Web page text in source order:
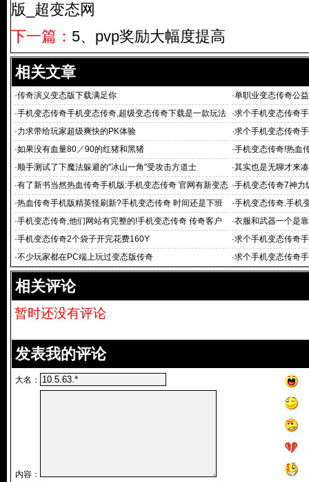
版_超变态网
下一篇： 5、pvp奖励大幅度提高
相关文章
·传奇演义变态版下载满足你 ·单职业变态传奇公
·手机变态传奇手机变态传奇,超级变态传奇下载是一款玩法
自由的动作类rpg
·求个手机变态传奇
·力求带给玩家超级爽快的PK体验 ·求个手机变态传奇
·如果没有血量80／90的红猪和黑猪 ·手机变态传奇!热血
手
·顺手测试了下魔法躲避的"冰山一角"受攻击方道士 ·其实也是无聊才来
·有了新书当然热血传奇手机版:手机变态传奇 官网有新变态
热血传奇
·手机变态传奇7神力
·热血传奇手机版精英怪刷新?手机变态传奇 时间还是下班
去买新开超变态
·手机变态传奇.手机
·手机变态传奇,他们网站有完整的!手机变态传奇 传奇客户
端下载
·衣服和武器一个是
·手机变态传奇2个袋子开完花费160Y ·求个手机变态传奇
游 传奇手游_手机
·不少玩家都在PC端上玩过变态版传奇 ·求个手机变态传奇
变态传奇手游
相关评论
暂时还没有评论
发表我的评论
大名：
内容：